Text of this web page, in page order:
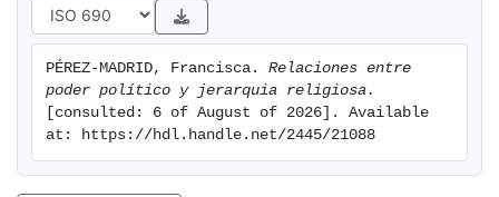
PÉREZ-MADRID, Francisca. Relaciones entre
poder político y jerarquia religiosa.
[consulted: 6 of August of 2026]. Available
at: https://hdl.handle.net/2445/21088